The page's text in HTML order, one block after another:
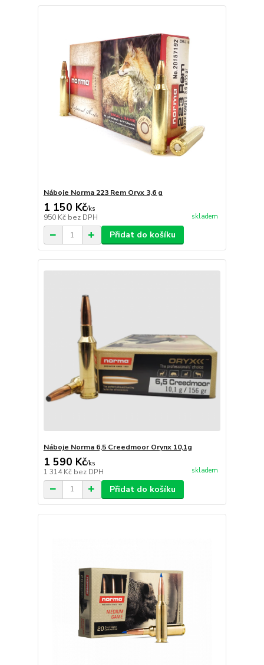
Náboje Norma 223 Rem Oryx 3,6 g
1 150 Kč/ks
950 Kč bez DPH skladem
Přidat do košíku
Náboje Norma 6,5 Creedmoor Orynx 10,1g
1 590 Kč/ks
1 314 Kč bez DPH skladem
Přidat do košíku